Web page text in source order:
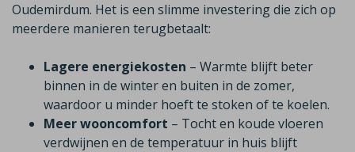
Oudemirdum. Het is een slimme investering die zich op
meerdere manieren terugbetaalt:
Lagere energiekosten – Warmte blijft beter
binnen in de winter en buiten in de zomer,
waardoor u minder hoeft te stoken of te koelen.
Meer wooncomfort – Tocht en koude vloeren
verdwijnen en de temperatuur in huis blijft